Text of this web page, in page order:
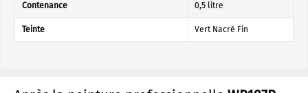
Contenance 0,5 litre
Teinte Vert Nacré Fin